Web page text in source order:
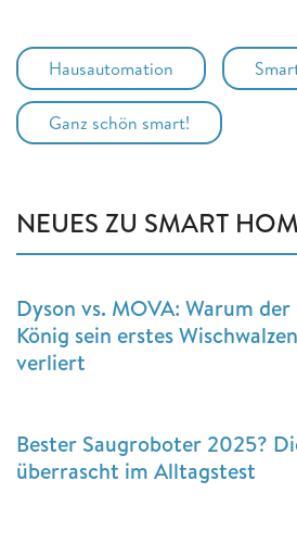
Hausautomation
Ganz schön smart!
NEUES ZU SMART
Dyson vs. MOVA: Warum
König sein erstes
verliert
Bester Saugroboter 2025?
überrascht im Alltagstest